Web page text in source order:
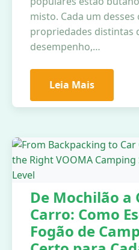
misto. Cada um
propriedades distintas
desempenho,…
Leia Mais
De Mochilão a
Carro: Como
Fogão de